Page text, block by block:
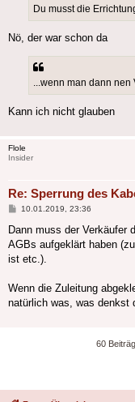
Du musst die
Nö, der war schon da
...wenn man dann
Kann ich nicht glauben
Flole
Insider
Re: Sperrung des
Beitrag
10.01.2019, 23:36
Dann muss der Verkäufer
AGBs aufgeklärt haben
ist etc.).
Wenn die Zuleitung
natürlich was, was denkst
60